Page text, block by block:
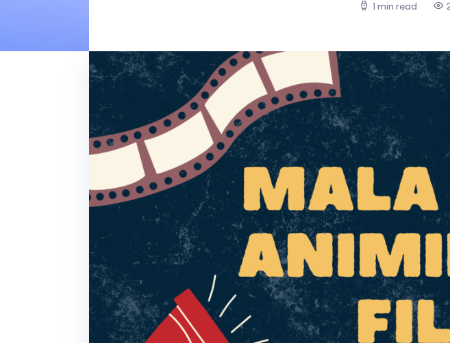
1 min read